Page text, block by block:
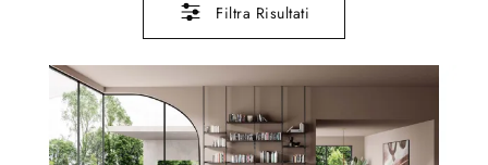
Filtra Risultati